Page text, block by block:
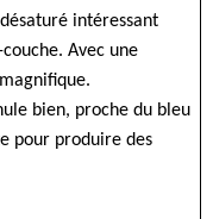
intéressant
Avec une
bien, proche du bleu
pour produire des